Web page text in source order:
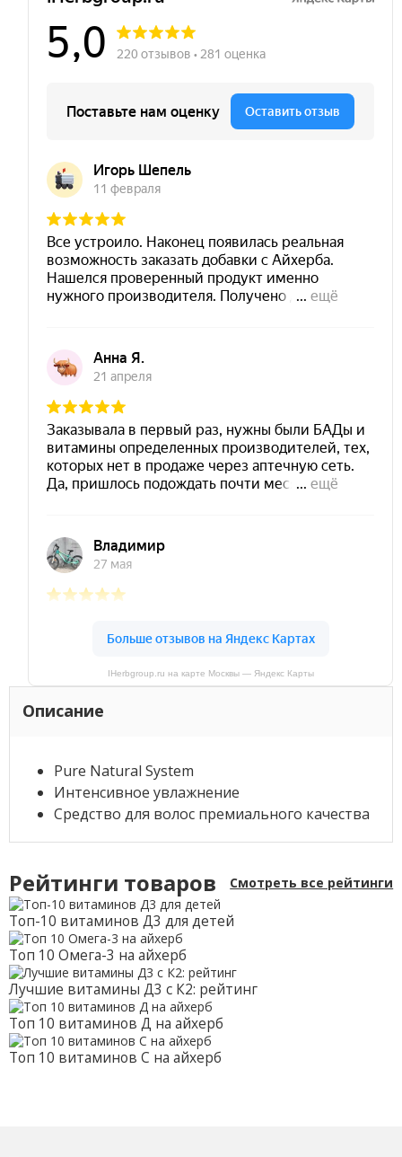
IHerbgroup.ru на карте Москвы — Яндекс Карты
Описание
Pure Natural System
Интенсивное увлажнение
Средство для волос премиального качества
Рейтинги товаров Смотреть все рейтинги
Топ-10 витаминов Д3 для детей
Топ 10 Омега-3 на айхерб
Лучшие витамины Д3 с К2: рейтинг
Топ 10 витаминов Д на айхерб
Топ 10 витаминов С на айхерб